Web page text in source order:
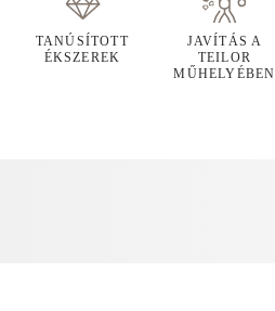
TANÚSÍTOTT
ÉKSZEREK
JAVÍTÁS A
TEILOR
MŰHELYÉBEN